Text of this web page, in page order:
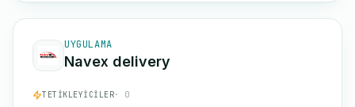
UYGULAMA
Navex delivery
TETIKLEYICILER· 0